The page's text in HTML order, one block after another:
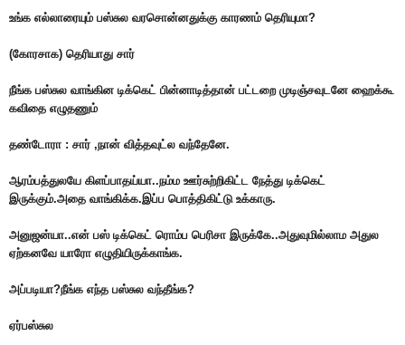
உங்க எல்லாரையும் பஸ்சுல வரசொன்னதுக்கு காரணம் தெரியுமா?
(கோரசாக) தெரியாது சார்
நீங்க பஸ்சுல வாங்கின டிக்கெட் பின்னாடித்தான் பட்டறை முடிஞ்சவுடனே ஹைக்கூ
கவிதை எழுதணும்
தண்டோரா : சார் ,நான் வித்தவுட்ல வந்தேனே.
ஆரம்பத்துலயே கிளப்பாதய்யா..நம்ம ஊர்சுற்றிகிட்ட நேத்து டிக்கெட்
இருக்கும்.அதை வாங்கிக்க.இப்ப பொத்திகிட்டு உக்காரு.
அனுஜன்யா..என் பஸ் டிக்கெட் ரொம்ப பெரிசா இருக்கே..அதுவுமில்லாம அதுல
ஏற்கனவே யாரோ எழுதியிருக்காங்க.
அப்படியா?நீங்க எந்த பஸ்சுல வந்தீங்க?
ஏர்பஸ்சுல